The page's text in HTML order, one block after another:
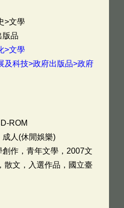
>文學
版品
>文學
及科技>政府出版品>政府
ROM
人(休閒娛樂)
作，青年文學，2007文
散文，入選作品，國立臺